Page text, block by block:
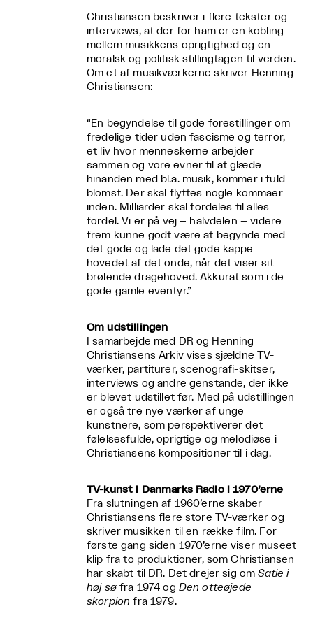
Christiansen beskriver i flere tekster og
interviews, at der for ham er en kobling
mellem musikkens oprigtighed og en
moralsk og politisk stillingtagen til verden.
Om et af musikværkerne skriver Henning
Christiansen:
“En begyndelse til gode forestillinger om
fredelige tider uden fascisme og terror,
et liv hvor menneskerne arbejder
sammen og vore evner til at glæde
hinanden med bl.a. musik, kommer i fuld
blomst. Der skal flyttes nogle kommaer
inden. Milliarder skal fordeles til alles
fordel. Vi er på vej – halvdelen – videre
frem kunne godt være at begynde med
det gode og lade det gode kappe
hovedet af det onde, når det viser sit
brølende dragehoved. Akkurat som i de
gode gamle eventyr.”
Om udstillingen
I samarbejde med DR og Henning
Christiansens Arkiv vises sjældne TV-
værker, partiturer, scenografi-skitser,
interviews og andre genstande, der ikke
er blevet udstillet før. Med på udstillingen
er også tre nye værker af unge
kunstnere, som perspektiverer det
følelsesfulde, oprigtige og melodiøse i
Christiansens kompositioner til i dag.
TV-kunst i Danmarks Radio i 1970’erne
Fra slutningen af 1960’erne skaber
Christiansens flere store TV-værker og
skriver musikken til en række film. For
første gang siden 1970’erne viser museet
klip fra to produktioner, som Christiansen
har skabt til DR. Det drejer sig omSatie i
høj søfra 1974 og Den otteøjede
skorpion fra 1979.